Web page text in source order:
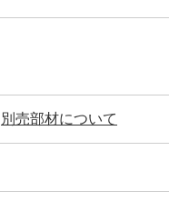
別売部材について